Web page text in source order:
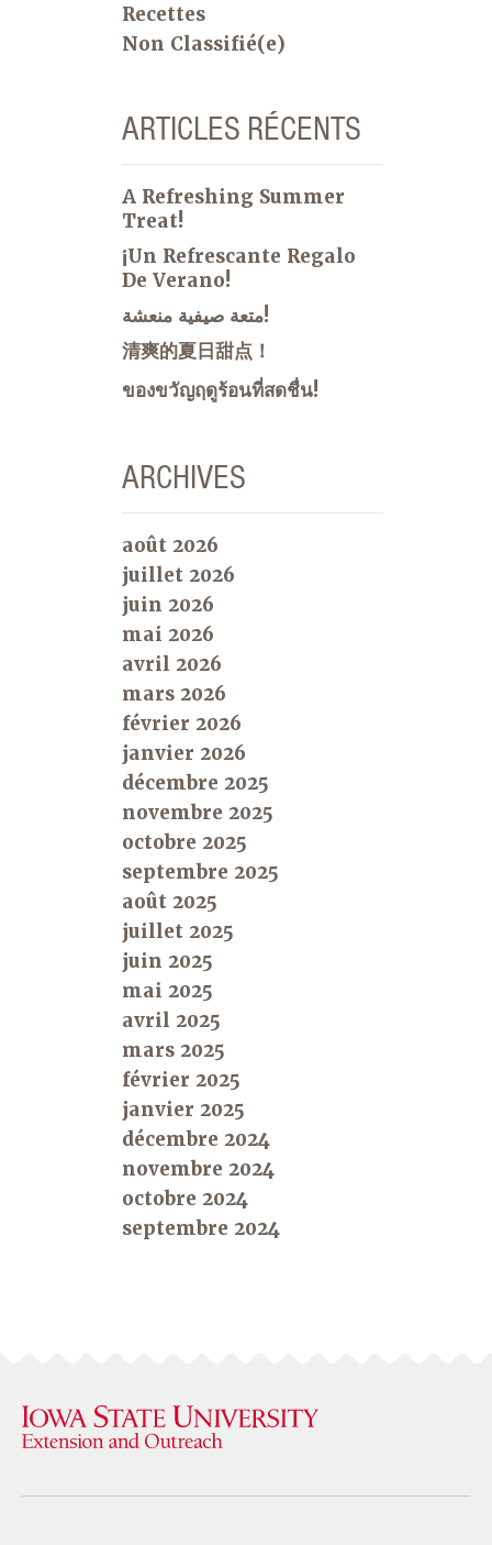
Recettes
Non Classifié(e)
ARTICLES RÉCENTS
A Refreshing Summer
Treat!
¡Un Refrescante Regalo
De Verano!
متعة صيفية منعشة!
清爽的夏日甜点！
ของขวัญฤดูร้อนที่สดชื่น!
ARCHIVES
août 2026
juillet 2026
juin 2026
mai 2026
avril 2026
mars 2026
février 2026
janvier 2026
décembre 2025
novembre 2025
octobre 2025
septembre 2025
août 2025
juillet 2025
juin 2025
mai 2025
avril 2025
mars 2025
février 2025
janvier 2025
décembre 2024
novembre 2024
octobre 2024
septembre 2024